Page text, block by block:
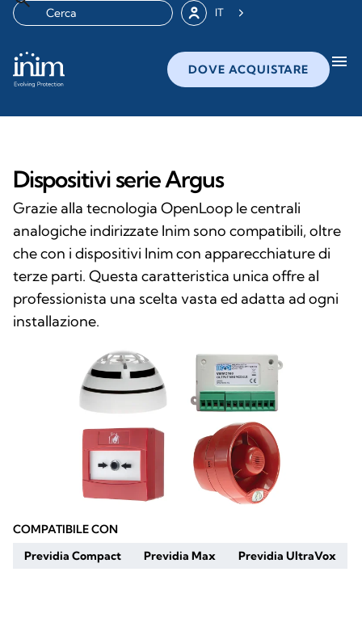
IT
DOVE ACQUISTARE menu
Dispositivi serie Argus
Grazie alla tecnologia OpenLoop le centrali
analogiche indirizzate Inim sono compatibili, oltre
che con i dispositivi Inim con apparecchiature di
terze parti. Questa caratteristica unica offre al
professionista una scelta vasta ed adatta ad ogni
installazione.
COMPATIBILE CON
Previdia Compact
Previdia Max Previdia UltraVox